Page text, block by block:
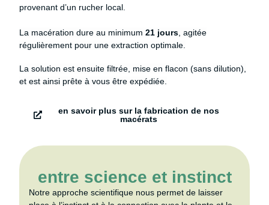
provenant d’un rucher local.
La macération dure au minimum 21 jours, agitée
régulièrement pour une extraction optimale.
La solution est ensuite filtrée, mise en flacon (sans dilution),
et est ainsi prête à vous être expédiée.
en savoir plus sur la fabrication de nos
macérats
entre science et instinct
Notre approche scientifique nous permet de laisser